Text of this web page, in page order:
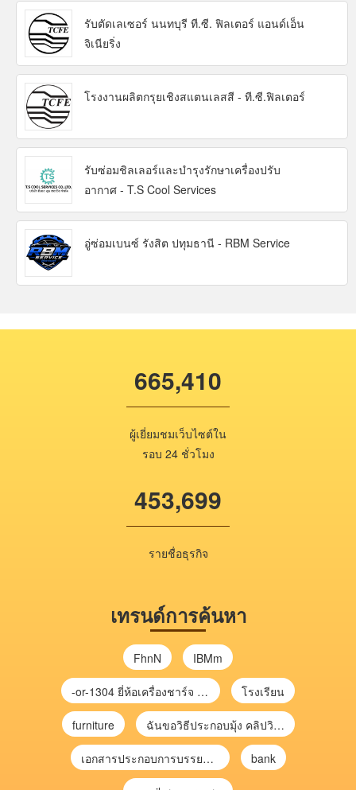
รับตัดเลเซอร์ นนทบุรี ที.ซี. ฟิลเตอร์ แอนด์เอ็น
จิเนียริ่ง
โรงงานผลิตกรุยเชิงสแตนเลสสี - ที.ซี.ฟิลเตอร์
รับซ่อมชิลเลอร์และบำรุงรักษาเครื่องปรับ
อากาศ - T.S Cool Services
อู่ซ่อมเบนซ์ รังสิต ปทุมธานี - RBM Service
665,410
ผู้เยี่ยมชมเว็บไซต์ใน
รอบ 24 ชั่วโมง
453,699
รายชื่อธุรกิจ
เทรนด์การค้นหา
FhnN IBMm
-or-1304 ยี่ห้อเครื่องชาร์จ chargecore โรงเรียน
furniture ฉันขอวิธีประกอบมุ้ง คลิปวิดีโอ การประกอบมุ้ง
เอกสารประกอบการบรรยาย การประเมินความเสี่ยงเพื่อวางแผนการตรวจสอบ \ bank